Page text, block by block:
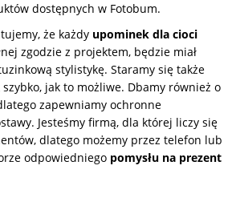
dostępnych w Fotobum.
że każdy upominek dla cioci
zgodzie z projektem, będzie miał
stylistykę. Staramy się także
jak to możliwe. Dbamy również o
zapewniamy ochronne
Jesteśmy firmą, dla której liczy się
dlatego możemy przez telefon lub
odpowiedniego pomysłu na prezent